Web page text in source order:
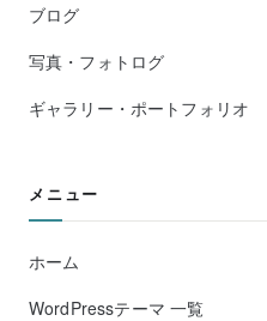
ブログ
写真・フォトログ
ギャラリー・ポートフォリオ
メニュー
ホーム
WordPressテーマ 一覧